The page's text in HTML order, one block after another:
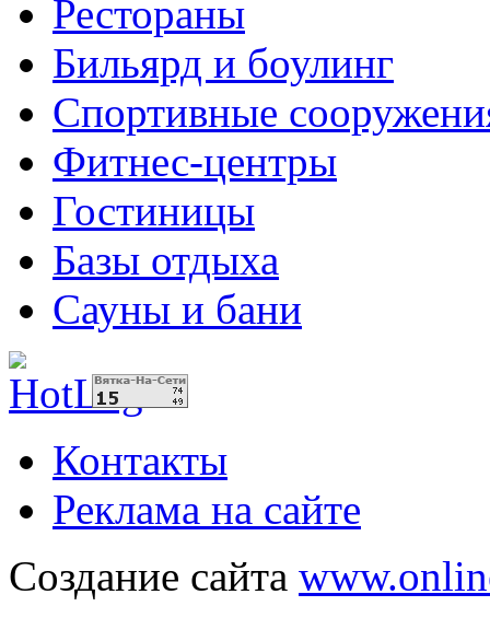
Рестораны
Бильярд и боулинг
Спортивные
Фитнес-центры
Гостиницы
Базы отдыха
Сауны и бани
Контакты
Реклама на сайте
Создание сайта